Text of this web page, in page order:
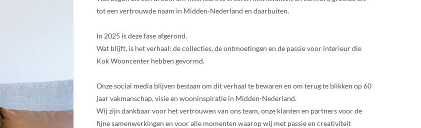
tot een vertrouwde naam in Midden-Nederland en daarbuiten.
In 2025 is deze fase afgerond.
Wat blijft, is het verhaal: de collecties, de ontmoetingen en de passie voor interieur die
Kok Wooncenter hebben gevormd.
Onze social media blijven bestaan om dit verhaal te bewaren en om terug te blikken op 60
jaar vakmanschap, visie en wooninspiratie in Midden-Nederland.
Wij zijn dankbaar voor het vertrouwen van ons team, onze klanten en partners voor de
fijne samenwerkingen en voor alle momenten waarop wij met passie en creativiteit